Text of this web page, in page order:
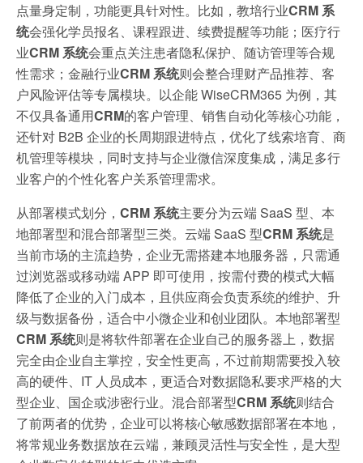
点量身定制，功能更具针对性。比如，教培行业CRM 系
统会强化学员报名、课程跟进、续费提醒等功能；医疗行
业CRM 系统会重点关注患者隐私保护、随访管理等合规
性需求；金融行业CRM 系统则会整合理财产品推荐、客
户风险评估等专属模块。以企能 WiseCRM365 为例，其
不仅具备通用CRM的客户管理、销售自动化等核心功能，
还针对 B2B 企业的长周期跟进特点，优化了线索培育、商
机管理等模块，同时支持与企业微信深度集成，满足多行
业客户的个性化客户关系管理需求。
从部署模式划分， CRM 系统主要分为云端 SaaS 型、本
地部署型和混合部署型三类。云端 SaaS 型CRM 系统是
当前市场的主流趋势，企业无需搭建本地服务器，只需通
过浏览器或移动端 APP 即可使用，按需付费的模式大幅
降低了企业的入门成本，且供应商会负责系统的维护、升
级与数据备份，适合中小微企业和创业团队。本地部署型
CRM 系统则是将软件部署在企业自己的服务器上，数据
完全由企业自主掌控，安全性更高，不过前期需要投入较
高的硬件、IT 人员成本，更适合对数据隐私要求严格的大
型企业、国企或涉密行业。混合部署型CRM 系统则结合
了前两者的优势，企业可以将核心敏感数据部署在本地，
将常规业务数据放在云端，兼顾灵活性与安全性，是大型